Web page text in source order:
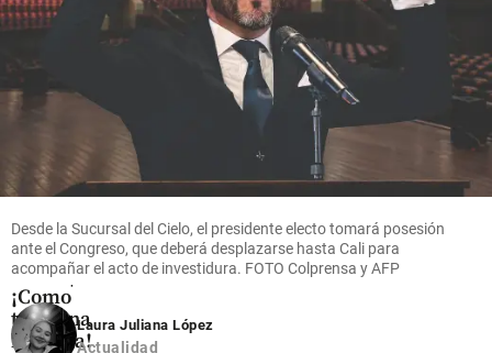
monumento a
desaparecidos
cerca del
25% de
acciones
madrugada
share
Fútbol
Video |
¡Como
toda una
leyenda!
Desde la Sucursal del Cielo, el presidente electo tomará posesión
ante el Congreso, que deberá desplazarse hasta Cali para
acompañar el acto de investidura. FOTO Colprensa y AFP
Laura Juliana López
Actualidad